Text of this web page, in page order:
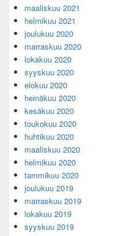
maaliskuu 2021
helmikuu 2021
joulukuu 2020
marraskuu 2020
lokakuu 2020
syyskuu 2020
elokuu 2020
heinäkuu 2020
kesäkuu 2020
toukokuu 2020
huhtikuu 2020
maaliskuu 2020
helmikuu 2020
tammikuu 2020
joulukuu 2019
marraskuu 2019
lokakuu 2019
syyskuu 2019